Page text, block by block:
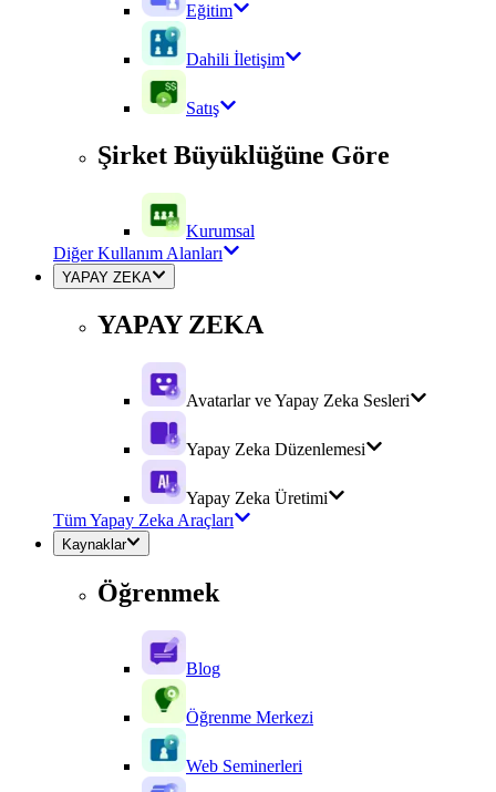
Eğitim
Dahili İletişim
Satış
Şirket Büyüklüğüne Göre
Kurumsal
Diğer Kullanım Alanları
YAPAY ZEKA
YAPAY ZEKA
Avatarlar ve Yapay Zeka Sesleri
Yapay Zeka Düzenlemesi
Yapay Zeka Üretimi
Tüm Yapay Zeka Araçları
Kaynaklar
Öğrenmek
Blog
Öğrenme Merkezi
Web Seminerleri